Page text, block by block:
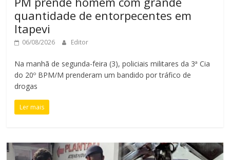
quantidade de entorpecentes em
Itapevi
06/08/2026 Editor
Na manhã de segunda-feira (3), policiais militares da 3ª Cia
do 20º BPM/M prenderam um bandido por tráfico de
drogas
Ler mais